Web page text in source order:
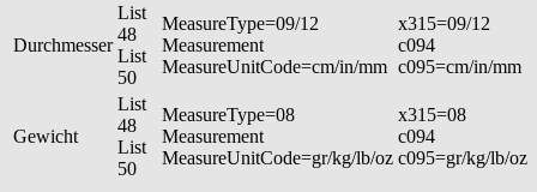
Durchmesser
List
48
List
50
MeasureType=09/12
Measurement
MeasureUnitCode=cm/in/mm
x315=09/12
c094
c095=cm/in/mm
Gewicht
List
48
List
50
MeasureType=08
Measurement
MeasureUnitCode=gr/kg/lb/oz
x315=08
c094
c095=gr/kg/lb/oz